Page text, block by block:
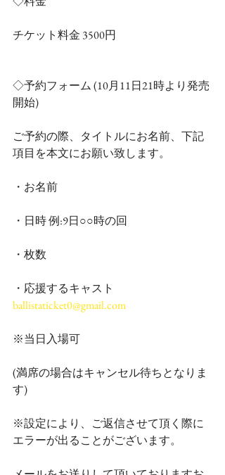
チケット料金 3500円
◇予約フォーム (10月11日21時より発売
開始)
ご予約の際、タイトルにお名前、下記
項目を本文にお願い致します。
・お名前
・日時 例:9日○○時の回
・枚数
・応援するキャスト
ballistaticket0@gmail.com
※当日入場可
(満席の場合はキャンセル待ちとなりま
す)
※設定により、ご返信させて頂く際に
エラーが出ることがございます。